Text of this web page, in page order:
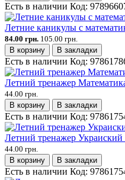
Есть в наличии Код:
Летние каникулы с
84.00 грн. 105.00 грн.
В корзину
В закладки
Есть в наличии Код:
Летний тренажер
44.00 грн.
В корзину
В закладки
Есть в наличии Код:
Летний тренажер Украиский
44.00 грн.
В корзину
В закладки
Есть в наличии Код: